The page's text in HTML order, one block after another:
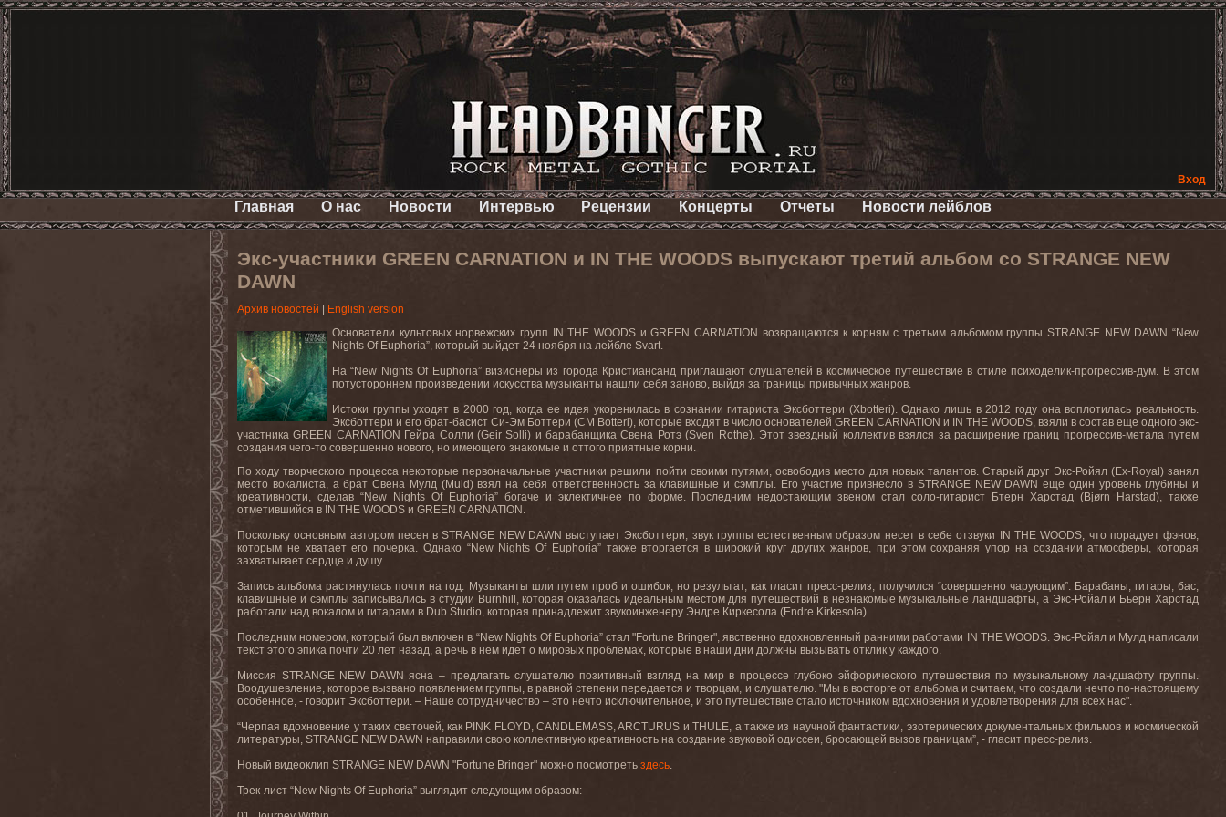
Вход
Главная О нас Новости Интервью Рецензии Концерты Отчеты Новости лейблов
Экс-участники GREEN CARNATION и IN THE WOODS выпускают третий альбом со STRANGE NEW
DAWN
Архив новостей
English version
Основатели культовых норвежских групп
IN THE WOODS иGREEN CARNATION возвращаются к корням с третьим альбомом группыSTRANGE NEW DAWN “New
Nights Of Euphoria”, который выйдет 24 ноября на лейбле Svart.
На “New Nights Of Euphoria” визионеры из города Кристиансанд приглашают слушателей в космическое путешествие в стиле психоделик-прогрессив-дум. В этом
потустороннем произведении искусства музыканты нашли себя заново, выйдя за границы привычных жанров.
Истоки группы уходят в 2000 год, когда ее идея укоренилась в сознании гитариста Эксботтери (Xbotteri). Однако лишь в 2012 году она воплотилась реальность.
Эксботтери и его брат-басист Си-Эм Боттери (CM Botteri), которые входят в число основателей GREEN CARNATION и IN THE WOODS, взяли в состав еще одного экс-
участника GREEN CARNATION Гейра Солли (Geir Solli) и барабанщика Свена Ротэ (Sven Rothe). Этот звездный коллектив взялся за расширение границ прогрессив-метала путем
создания чего-то совершенно нового, но имеющего знакомые и оттого приятные корни.
По ходу творческого процесса некоторые первоначальные участники решили пойти своими путями, освободив место для новых талантов. Старый друг Экс-Ройял(Ex-Royal) занял
место вокалиста, а брат Свена Мулд(Muld) взял на себя ответственность за клавишные и сэмплы. Его участие привнесло в STRANGE NEW DAWN еще один уровень глубины и
креативности, сделав “New Nights Of Euphoria” богаче и эклектичнее по форме. Последним недостающим звеном стал соло-гитарист Бтерн Харстад (Bjørn Harstad), также
отметившийся в IN THE WOODS и GREEN CARNATION .
Поскольку основным автором песен вSTRANGE NEW DAWN выступает Эксботтери, звук группы естественным образом несет в себе отзвуки IN THE WOODS, что порадует фэнов,
которым не хватает его почерка. Однако “New Nights Of Euphoria” также вторгается в широкий круг других жанров, при этом сохраняя упор на создании атмосферы, которая
захватывает сердце и душу.
Запись альбома растянулась почти на год. Музыканты шли путем проб и ошибок, но результат, как гласит пресс-релиз, получился “совершенно чарующим”. Барабаны, гитары, бас,
клавишные и сэмплы записывались в студии Burnhill , которая оказалась идеальным местом для путешествий в незнакомые музыкальные ландшафты, а Экс-Ройал и Бьерн Харстад
работали над вокалом и гитарами в Dub Studio, которая принадлежит звукоинженеру Эндре Киркесола (Endre Kirkesola).
Последним номером, который был включен в “New Nights Of Euphoria” стал "Fortune Bringer", явственно вдохновленный ранними работами IN THE WOODS. Экс-Ройял и Мулд написали
текст этого эпика почти 20 лет назад, а речь в нем идет о мировых проблемах, которые в наши дни должны вызывать отклик у каждого.
Миссия STRANGE NEW DAWN ясна – предлагать слушателю позитивный взгляд на мир в процессе глубоко эйфорического путешествия по музыкальному ландшафту группы.
Воодушевление,которое вызвано появлением группы, в равной степени передается и творцам, и слушателю. "Мы в восторге от альбома и считаем, что создали нечто по-настоящему
особенное, - говорит Эксботтери. – Наше сотрудничество – это нечто исключительное, и это путешествие стало источником вдохновения и удовлетворения для всех нас".
“Черпая вдохновение у таких светочей, как PINK FLOYD,CANDLEMASS,ARCTURUS иTHULE, а также из научной фантастики, эзотерических документальных фильмов и космической
литературы, STRANGE NEW DAWN направили свою коллективную креативность на создание звуковой одиссеи, бросающей вызов границам”, - гласит пресс-релиз.
Новый видеоклип STRANGE NEW DAWN "Fortune Bringer" можно посмотреть здесь.
Трек-лист “New Nights Of Euphoria” выглядит следующим образом: